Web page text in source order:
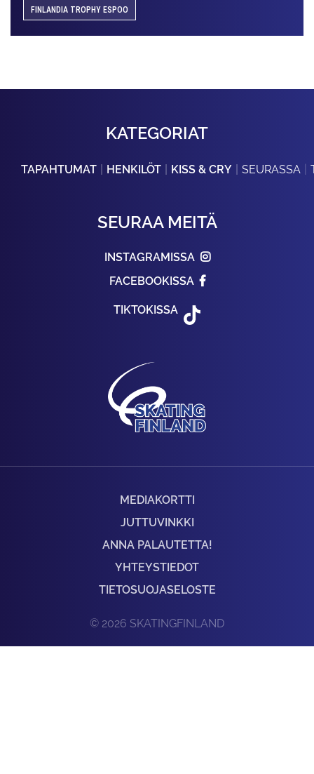
FINLANDIA TROPHY ESPOO
KATEGORIAT
TAPAHTUMAT HENKILÖT KISS & CRY SEURASSA
SEURAA MEITÄ
INSTAGRAMISSA
FACEBOOKISSA
TIKTOKISSA
MEDIAKORTTI
JUTTUVINKKI
ANNA PALAUTETTA!
YHTEYSTIEDOT
TIETOSUOJASELOSTE
© 2026 SKATINGFINLAND